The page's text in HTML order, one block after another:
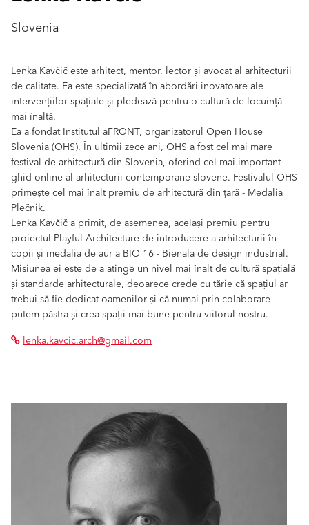
Slovenia
Lenka Kavčič este arhitect, mentor, lector și avocat al arhitecturii
de calitate. Ea este specializată în abordări inovatoare ale
intervențiilor spațiale și pledează pentru o cultură de locuință
mai înaltă.
Ea a fondat Institutul aFRONT, organizatorul Open House
Slovenia (OHS). În ultimii zece ani, OHS a fost cel mai mare
festival de arhitectură din Slovenia, oferind cel mai important
ghid online al arhitecturii contemporane slovene. Festivalul OHS
primește cel mai înalt premiu de arhitectură din țară - Medalia
Plečnik.
Lenka Kavčič a primit, de asemenea, același premiu pentru
proiectul Playful Architecture de introducere a arhitecturii în
copii și medalia de aur a BIO 16 - Bienala de design industrial.
Misiunea ei este de a atinge un nivel mai înalt de cultură spațială
și standarde arhitecturale, deoarece crede cu tărie că spațiul ar
trebui să fie dedicat oamenilor și că numai prin colaborare
putem păstra și crea spații mai bune pentru viitorul nostru.
lenka.kavcic.arch@gmail.com